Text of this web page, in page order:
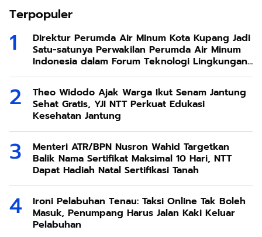
Terpopuler
Direktur Perumda Air Minum Kota Kupang Jadi
Satu-satunya Perwakilan Perumda Air Minum
Indonesia dalam Forum Teknologi Lingkungan
di Taiwan
Theo Widodo Ajak Warga Ikut Senam Jantung
Sehat Gratis, YJI NTT Perkuat Edukasi
Kesehatan Jantung
Menteri ATR/BPN Nusron Wahid Targetkan
Balik Nama Sertifikat Maksimal 10 Hari, NTT
Dapat Hadiah Natal Sertifikasi Tanah
Ironi Pelabuhan Tenau: Taksi Online Tak Boleh
Masuk, Penumpang Harus Jalan Kaki Keluar
Pelabuhan